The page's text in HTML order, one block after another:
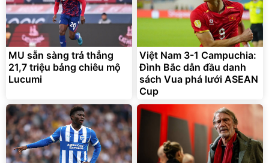
MU sẵn sàng trả thẳng
21,7 triệu bảng chiêu mộ
Lucumi
Việt Nam 3-1 Campuchia:
Đình Bắc dẫn đầu danh
sách Vua phá lưới ASEAN
Cup